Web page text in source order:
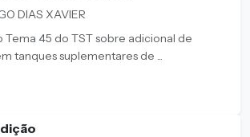
DIAS XAVIER
Tema 45 do TST sobre adicional de
tanques suplementares de ...